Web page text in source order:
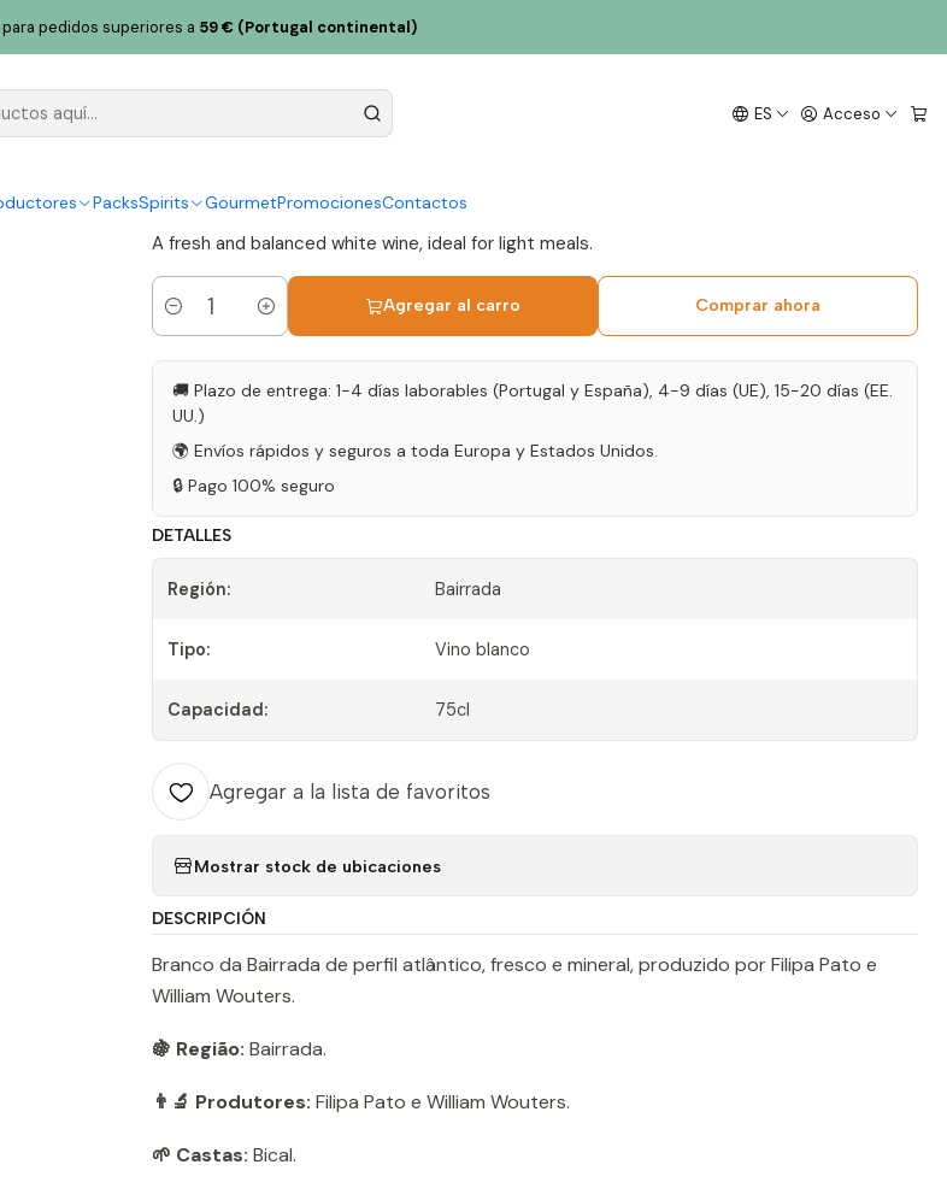
ES Acceso
PacksSpirits GourmetPromocionesContactos
pedidos superiores a 59 € (Portugal continental)
White Wine 75cl
Filipa Pato DINÂMICA 2025
|
A fresh and balanced white wine, ideal for light meals.
Cantidad
Agregar al carro Comprar ahora
🚚 Plazo de entrega: 1-4 días laborables (Portugal y España), 4-9 días (UE), 15-20 días (EE.
UU.)
🌍 Envíos rápidos y seguros a toda Europa y Estados Unidos.
🔒 Pago 100% seguro
DETALLES
Región: Bairrada
Tipo: Vino blanco
Capacidad: 75cl
Agregar a la lista de favoritos
Mostrar stock de ubicaciones
DESCRIPCIÓN
Branco da Bairrada de perfil atlântico, fresco e mineral, produzido por Filipa Pato e
William Wouters.
🍇 Região: Bairrada.
👨‍🔬 Produtores: Filipa Pato e William Wouters.
🌱 Castas: Bical.